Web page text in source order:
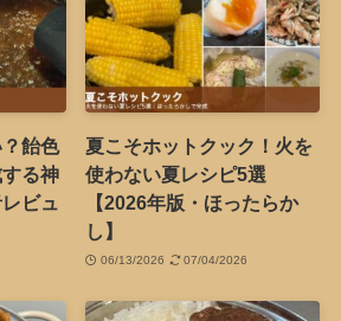
飴色
る神
ビュ
夏こそホットクック！火を
使わない夏レシピ5選
【2026年版・ほったらか
し】
06/13/2026 07/04/2026